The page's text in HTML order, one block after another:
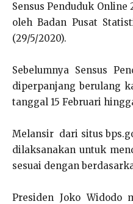
Sensus Penduduk
oleh Badan Pusat
(29/5/2020).
Sebelumnya Sensus
diperpanjang berulang
tanggal 15 Februari
Melansir dari situs
dilaksanakan untuk
sesuai dengan
Presiden Joko Widodo